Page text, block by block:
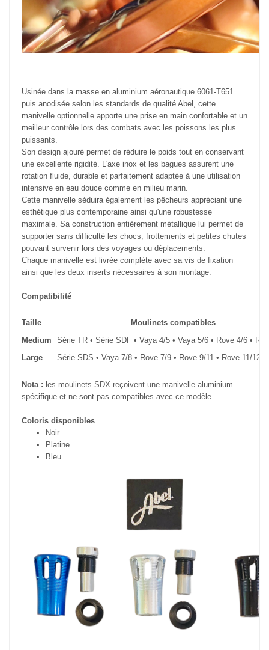
Usinée dans la masse en aluminium aéronautique 6061-T651
puis anodisée selon les standards de qualité Abel, cette
manivelle optionnelle apporte une prise en main confortable et un
meilleur contrôle lors des combats avec les poissons les plus
puissants.
Son design ajouré permet de réduire le poids tout en conservant
une excellente rigidité. L'axe inox et les bagues assurent une
rotation fluide, durable et parfaitement adaptée à une utilisation
intensive en eau douce comme en milieu marin.
Cette manivelle séduira également les pêcheurs appréciant une
esthétique plus contemporaine ainsi qu'une robustesse
maximale. Sa construction entièrement métallique lui permet de
supporter sans difficulté les chocs, frottements et petites chutes
pouvant survenir lors des voyages ou déplacements.
Chaque manivelle est livrée complète avec sa vis de fixation
ainsi que les deux inserts nécessaires à son montage.
Compatibilité
Taille
Moulinets compatibles
Medium
Série TR • Série SDF • Vaya 4/5 • Vaya 5/6 • Rove 4/6 •
Large
Série SDS • Vaya 7/8 • Rove 7/9 • Rove 9/11 • Rove 11/12+
Nota : les moulinets SDX reçoivent une manivelle aluminium
spécifique et ne sont pas compatibles avec ce modèle.
Coloris disponibles
Noir
Platine
Bleu